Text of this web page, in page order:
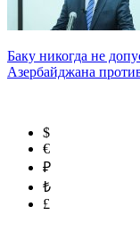
Баку никогда не
Азербайджана
$
€
₽
₺
£